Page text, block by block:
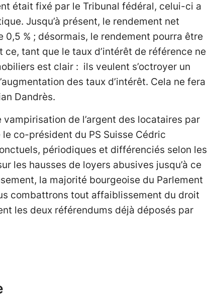
était fixé par le Tribunal fédéral, celui-ci a
Jusqu’à présent, le rendement net
% ; désormais, le rendement pourra être
ce, tant que le taux d’intérêt de référence ne
est clair : ils veulent s’octroyer un
des taux d’intérêt. Cela ne fera
Dandrès.
de l’argent des locataires par
co-président du PS Suisse Cédric
périodiques et différenciés selon les
les hausses de loyers abusives jusqu’à ce
la majorité bourgeoise du Parlement
combattrons tout affaiblissement du droit
les deux référendums déjà déposés par